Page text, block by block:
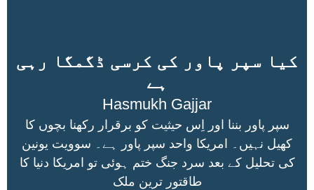
کیا سپر پاور کی کرسی ڈگمگا رہی
ہے
Hasmukh Gajjar
سپر پاور بننا اور اِس حیثیت کو برقرار رکھنا بچوں کا
کھیل نہیں۔ امریکا واحد سپر پاور ہے۔ سوویت یونین
کی تحلیل کے بعد سرد جنگ ختم ہوئی تو امریکا دنیا کا
طاقتور ترین ملک